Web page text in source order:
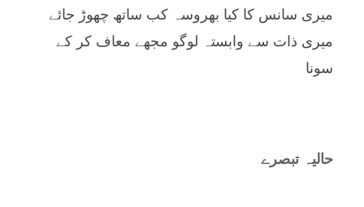
میری سانس کا کیا بھروسہ کب ساتھ چھوڑ جائے
میری ذات سے وابستہ لوگو مجھے معاف کر کے
سونا
حالیہ تبصرے